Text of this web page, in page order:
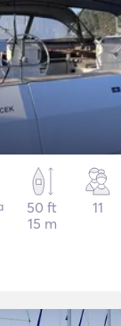
50 ft
15 m
11